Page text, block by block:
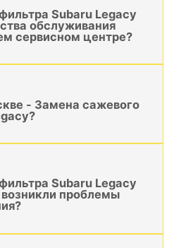
Subaru Legacy
обслуживания
сервисном центре?
- Замена сажевого
Subaru Legacy
проблемы